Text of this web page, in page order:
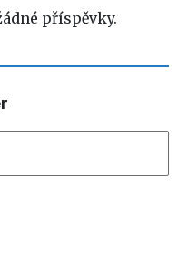
příspěvky.